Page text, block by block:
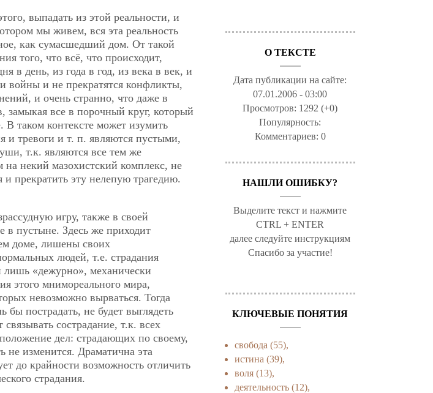
выпадать из этой реальности, и
мы живем, вся эта реальность
как сумасшедший дом. От такой
того, что всё, что происходит,
в день, из года в год, из века в век, и
войны и не прекратятся конфликты,
и очень странно, что даже в
замыкая все в порочный круг, который
таком контексте может изумить
и тревоги и т. п. являются пустыми,
т.к. являются все тем же
на некий мазохистский комплекс, не
прекратить эту нелепую трагедию.
игру, также в своей
в пустыне. Здесь же приходит
доме, лишены своих
людей, т.е. страдания
«дежурно», механически
этого мнимореального мира,
невозможно вырваться. Тогда
пострадать, не будет выглядеть
сострадание, т.к. всех
дел: страдающих по своему,
не изменится. Драматична эта
до крайности возможность отличить
страдания.
О ТЕКСТЕ
Дата публикации на сайте:
07.01.2006 - 03:00
Просмотров: 1292 (+0)
Популярность:
Комментариев: 0
НАШЛИ ОШИБКУ?
Выделите текст и нажмите
CTRL + ENTER
далее следуйте инструкциям
Спасибо за участие!
КЛЮЧЕВЫЕ ПОНЯТИЯ
свобода (55),
истина (39),
воля (13),
деятельность (12),